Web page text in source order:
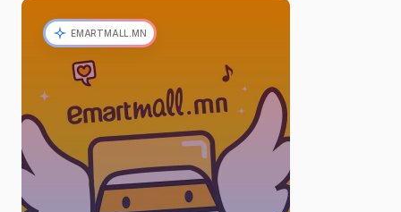
EMARTMALL.MN